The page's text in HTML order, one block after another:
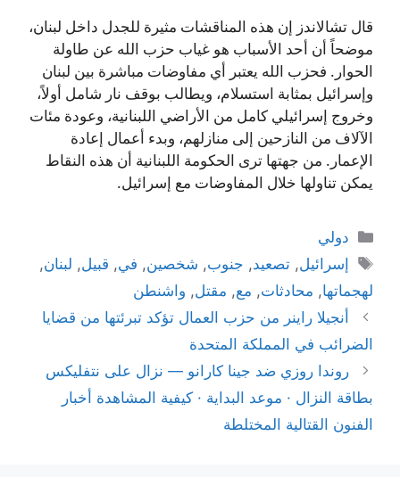
قال تشالاندز إن هذه المناقشات مثيرة للجدل داخل لبنان،
موضحاً أن أحد الأسباب هو غياب حزب الله عن طاولة
الحوار. فحزب الله يعتبر أي مفاوضات مباشرة بين لبنان
وإسرائيل بمثابة استسلام، ويطالب بوقف نار شامل أولاً،
وخروج إسرائيلي كامل من الأراضي اللبنانية، وعودة مئات
الآلاف من النازحين إلى منازلهم، وبدء أعمال إعادة
الإعمار. من جهتها ترى الحكومة اللبنانية أن هذه النقاط
يمكن تناولها خلال المفاوضات مع إسرائيل.
التصنيفات
دولي
الوسوم
إسرائيل,تصعيد, جنوب, شخصين, في, قبيل, لبنان,
لهجماتها, محادثات, مع, مقتل, واشنطن
أنجيلا راينر من حزب العمال تؤكد تبرئتها من قضايا
الضرائب في المملكة المتحدة
روندا روزي ضد جينا كارانو — نزال على نتفليكس
بطاقة النزال · موعد البداية · كيفية المشاهدة أخبار
الفنون القتالية المختلطة